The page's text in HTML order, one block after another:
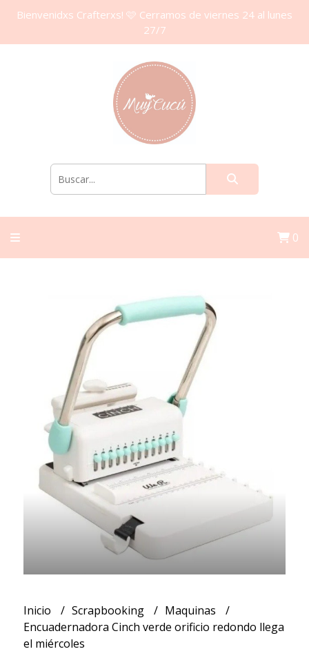
Bienvenidxs Crafterxs! 🩷 Cerramos de viernes 24 al lunes
27/7
0
Inicio Scrapbooking
Maquinas
Encuadernadora Cinch verde orificio redondo llega
el miércoles